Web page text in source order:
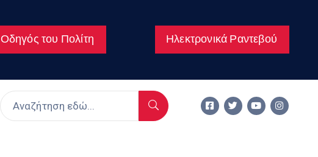
Οδηγός του Πολίτη Ηλεκτρονικά Ραντεβού